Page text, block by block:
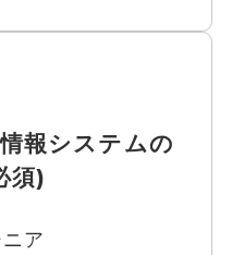
報システムの
須)
ア